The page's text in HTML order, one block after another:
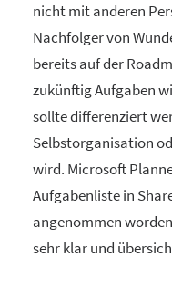
nicht mit anderen
Nachfolger von
bereits auf der
zukünftig Aufgaben
sollte differenziert
Selbstorganisation
wird. Microsoft
Aufgabenliste in
angenommen
sehr klar und